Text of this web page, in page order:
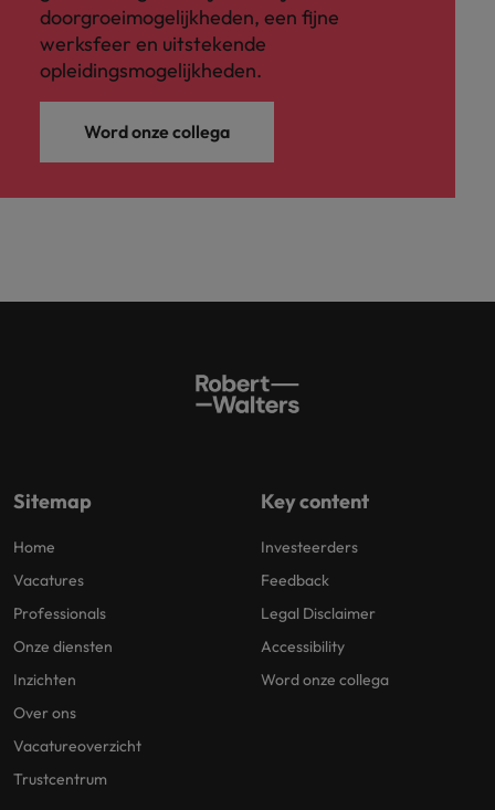
doorgroeimogelijkheden, een fijne
werksfeer en uitstekende
opleidingsmogelijkheden.
Word onze collega
Sitemap
Home
Vacatures
Professionals
Onze diensten
Inzichten
Over ons
Vacatureoverzicht
Trustcentrum
Key content
Investeerders
Feedback
Legal Disclaimer
Accessibility
Word onze collega